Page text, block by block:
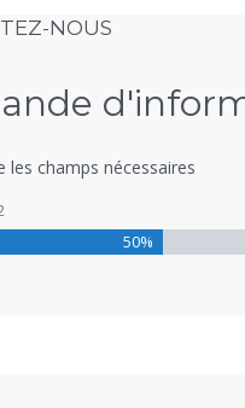
NOUS
les champs nécessaires
50%